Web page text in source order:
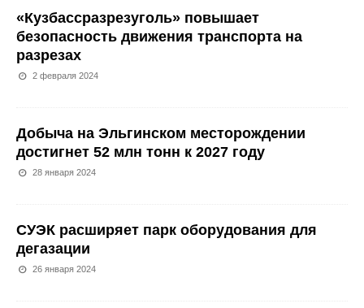
«Кузбассразрезуголь» повышает
безопасность движения транспорта на
разрезах
2 февраля 2024
Добыча на Эльгинском месторождении
достигнет 52 млн тонн к 2027 году
28 января 2024
СУЭК расширяет парк оборудования для
дегазации
26 января 2024